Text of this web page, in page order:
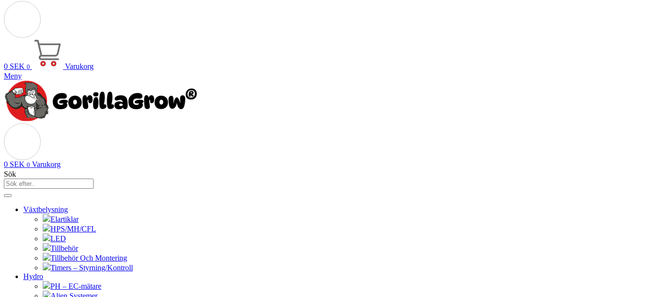
0 SEK 0
Varukorg
Meny
0 SEK 0 Varukorg
Sök
Växtbelysning
Elartiklar
HPS/MH/CFL
LED
Tillbehör
Tillbehör Och Montering
Timers – Styrning/Kontroll
Hydro
PH – EC-mätare